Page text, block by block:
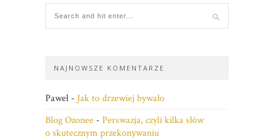
NAJNOWSZE KOMENTARZE
Paweł - Jak to drzewiej bywało
Blog Ozonee - Perswazja, czyli kilka słów
o skutecznym przekonywaniu